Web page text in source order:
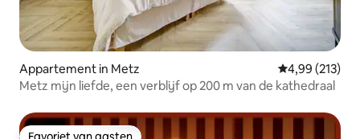
Appartement in Metz Gemiddelde
4,99 (213)
Metz mijn liefde, een verblijf op 200 m van de kathedraal